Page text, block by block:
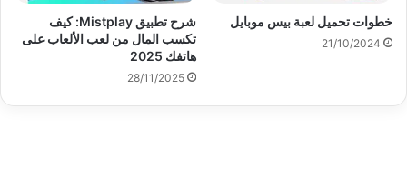
خطوات تحميل لعبة بيس موبايل
21/10/2024
شرح تطبيق Mistplay: كيف
تكسب المال من لعب الألعاب على
هاتفك 2025
28/11/2025